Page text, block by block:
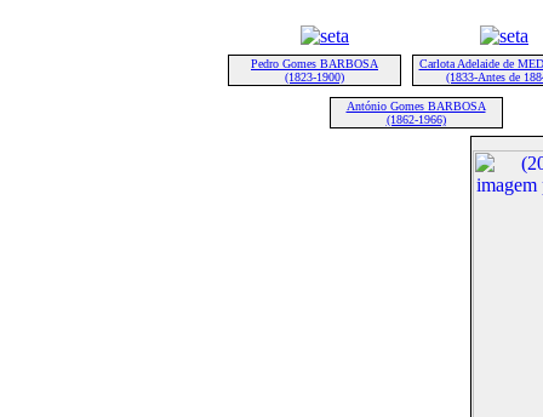
Pedro Gomes BARBOSA
(1823-1900)
Carlota Adelaide de
(1833-Antes de
António Gomes BARBOSA
(1862-1966)